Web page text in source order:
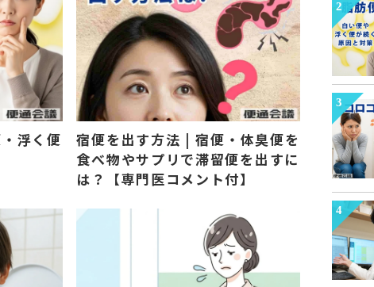
浮く便
宿便を出す方法 | 宿便・体臭便を
食べ物やサプリで滞留便を出すに
は？【専門医コメント付】